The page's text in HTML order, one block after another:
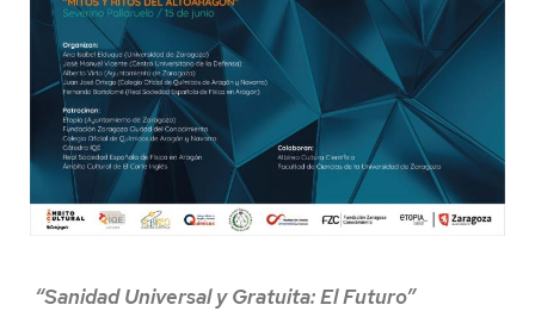
“Sanidad Universal y Gratuita: El Futuro”